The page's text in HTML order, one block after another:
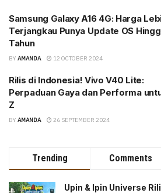
Samsung Galaxy A16 4G: Harga
Terjangkau Punya Update OS
Tahun
BY AMANDA 12 OCTOBER 2024
Rilis di Indonesia! Vivo V40 Lite:
Perpaduan Gaya dan Performa
Z
BY AMANDA 26 SEPTEMBER 2024
Trending Comments
Upin & Ipin Universe